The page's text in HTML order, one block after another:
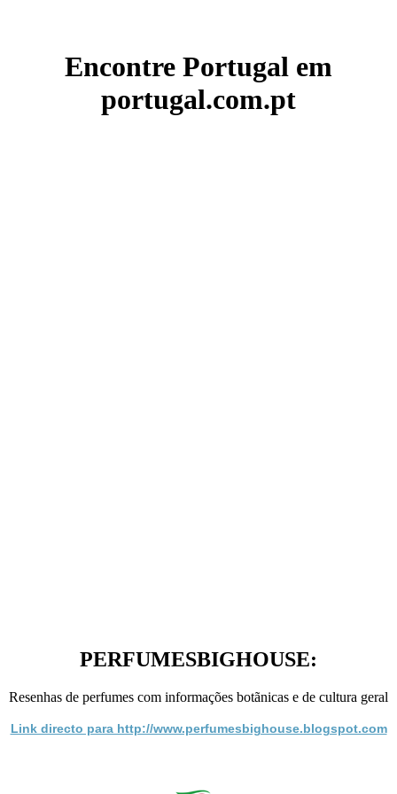
Encontre Portugal em
portugal.com.pt
PERFUMESBIGHOUSE:
Resenhas de perfumes com informações botãnicas e de cultura geral
Link directo para http://www.perfumesbighouse.blogspot.com